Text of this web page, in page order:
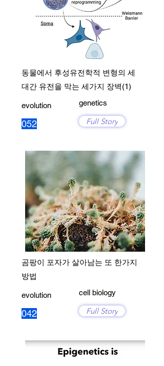
동물에서 후성유전학적 변형의 세
대간 유전을 막는 세가지 장벽(1)
evolution
052
genetics
Full Story
곰팡이 포자가 살아남는 또 한가지
방법
evolution
042
cell biology
Full Story